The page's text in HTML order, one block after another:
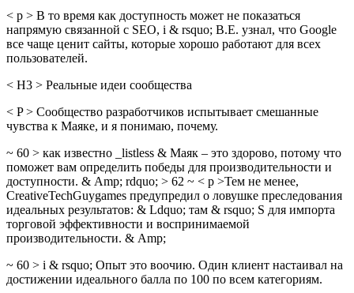
< p > В то время как доступность может не показаться
напрямую связанной с SEO, i & rsquo; В.Е. узнал, что Google
все чаще ценит сайты, которые хорошо работают для всех
пользователей.
< H3 > Реальные идеи сообщества
< P > Сообщество разработчиков испытывает смешанные
чувства к Маяке, и я понимаю, почему.
~ 60 > как известно _listless & Маяк – это здорово, потому что
поможет вам определить победы для производительности и
доступности. & Amp; rdquo; > 62 ~ < p >Тем не менее,
CreativeTechGuygames предупредил о ловушке преследования
идеальных результатов: & Ldquo; там & rsquo; S для импорта
торговой эффективности и воспринимаемой
производительности. & Amp;
~ 60 > i & rsquo; Опыт это воочию. Один клиент настаивал на
достижении идеального балла по 100 по всем категориям.